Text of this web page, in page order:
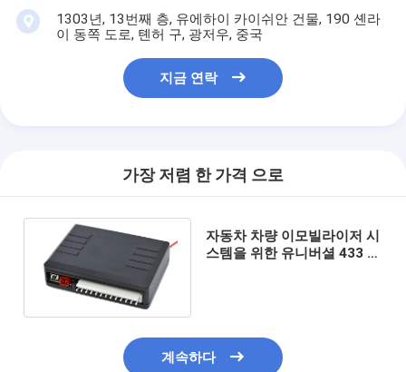
1303년, 13번째 층, 유에하이 카이쉬안 건물, 190 셴라
이 동쪽 도로, 톈허 구, 광저우, 중국
지금 연락
가장 저렴 한 가격 으로
자동차 차량 이모빌라이저 시
스템을 위한 유니버셜 433 마
계속하다